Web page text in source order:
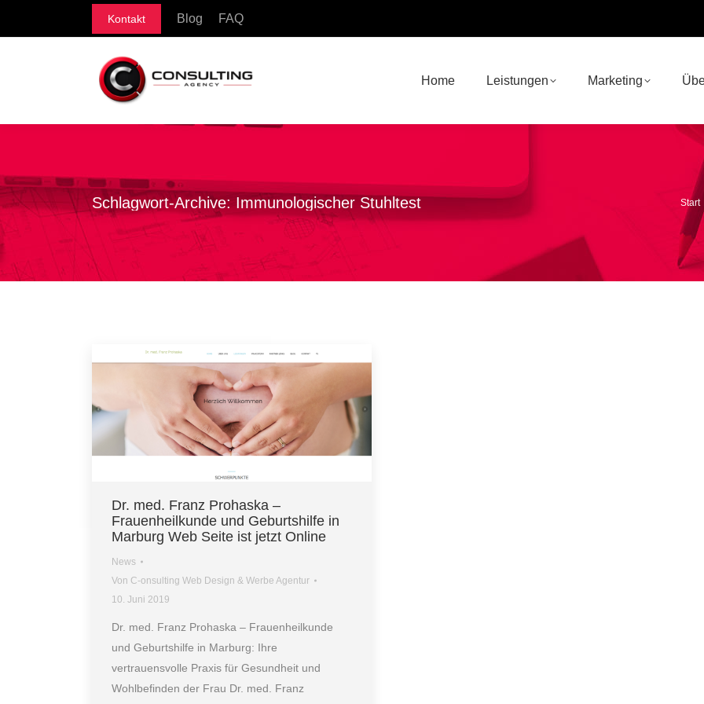
Kontakt Blog FAQ
Home Leistungen Marketing
Schlagwort-Archive:Immunologischer Stuhltest Sie
Start
Dr. med. Franz Prohaska –
Frauenheilkunde und Geburtshilfe in
Marburg Web Seite ist jetzt Online
News
Von C-onsulting Web Design & Werbe Agentur
10. Juni 2019
Dr. med. Franz Prohaska – Frauenheilkunde
und Geburtshilfe in Marburg: Ihre
vertrauensvolle Praxis für Gesundheit und
Wohlbefinden der Frau Dr. med. Franz